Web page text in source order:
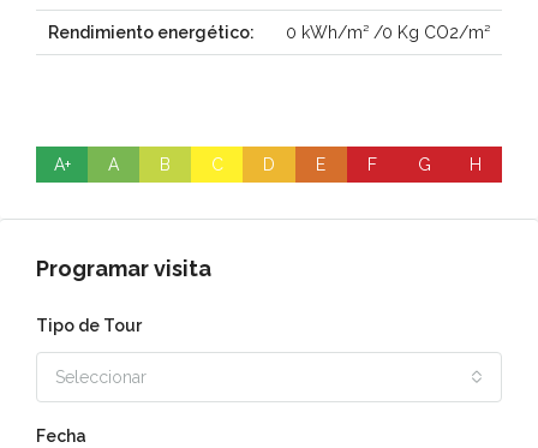
Rendimiento energético: 0 kWh/m² /0 Kg CO2/m²
A+ A B C D E F G H
Programar visita
Tipo de Tour
Seleccionar
Fecha